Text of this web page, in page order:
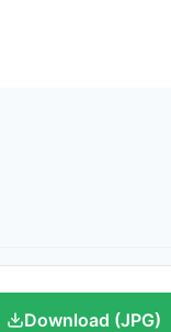
Download (JPG)